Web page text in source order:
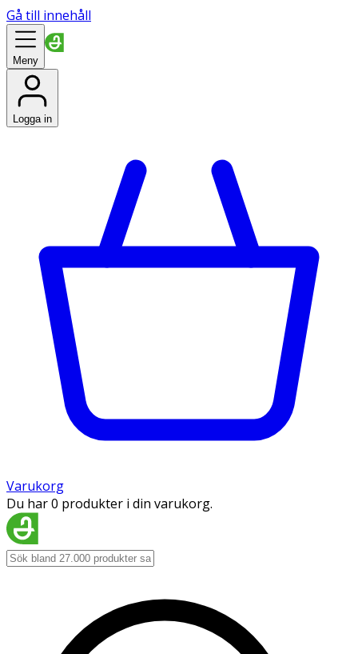
Gå till innehåll
Meny
Logga in
Varukorg
Du har 0 produkter i din varukorg.